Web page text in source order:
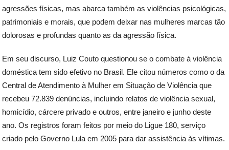
agressões físicas, mas abarca também as violências psicológicas,
patrimoniais e morais, que podem deixar nas mulheres marcas tão
dolorosas e profundas quanto as da agressão física.
Em seu discurso, Luiz Couto questionou se o combate à violência
doméstica tem sido efetivo no Brasil. Ele citou números como o da
Central de Atendimento à Mulher em Situação de Violência que
recebeu 72.839 denúncias, incluindo relatos de violência sexual,
homicídio, cárcere privado e outros, entre janeiro e junho deste
ano. Os registros foram feitos por meio do Ligue 180, serviço
criado pelo Governo Lula em 2005 para dar assistência às vítimas.